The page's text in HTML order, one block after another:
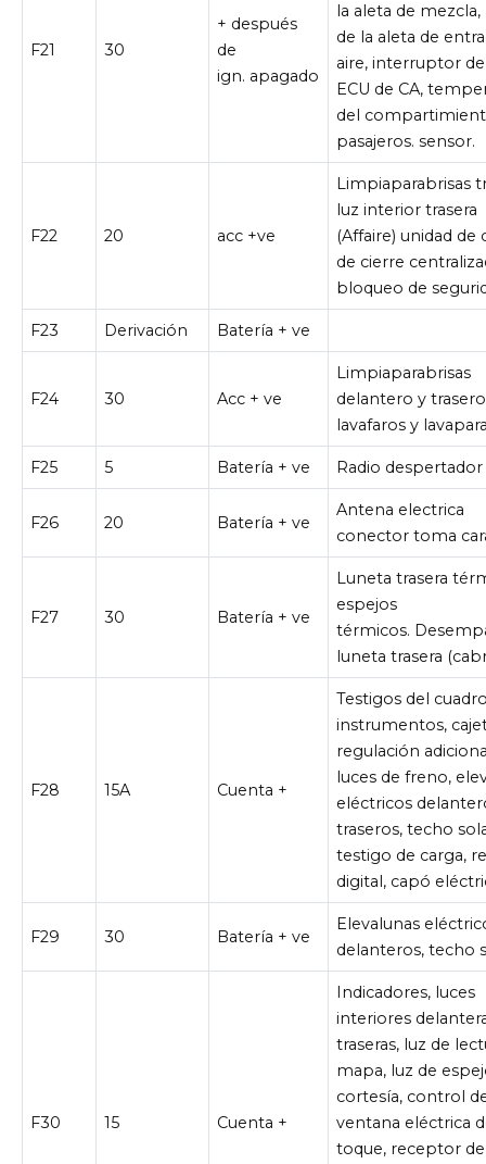
F21 30
+ después
de
ign. apagado
la aleta de
de la aleta de
aire, interruptor de
ECU de CA,
del
pasajeros. sensor.
F22 20 acc +ve
Limpiaparabrisas
luz interior trasera
(Affaire) unidad
de cierre
bloqueo de
F23 Derivación Batería + ve
F24 30 Acc + ve
Limpiaparabrisas
delantero y
lavafaros y
F25 5 Batería + ve Radio despertador
F26 20 Batería + ve
Antena electrica
conector toma
F27 30 Batería + ve
Luneta trasera
espejos
térmicos.
luneta trasera
F28 15A Cuenta +
Testigos del
instrumentos,
regulación
luces de freno,
eléctricos
traseros, techo
testigo de carga,
digital, capó
F29 30 Batería + ve
Elevalunas
delanteros, techo
F30 15 Cuenta +
Indicadores, luces
interiores
traseras, luz de
mapa, luz de
cortesía, control
ventana eléctrica
toque, receptor de